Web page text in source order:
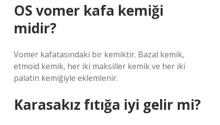
OS vomer kafa kemiği
midir?
Vomer kafatasındaki bir kemiktir. Bazal kemik,
etmoid kemik, her iki maksiller kemik ve her iki
palatin kemiğiyle eklemlenir.
Karasakız fıtığa iyi gelir mi?